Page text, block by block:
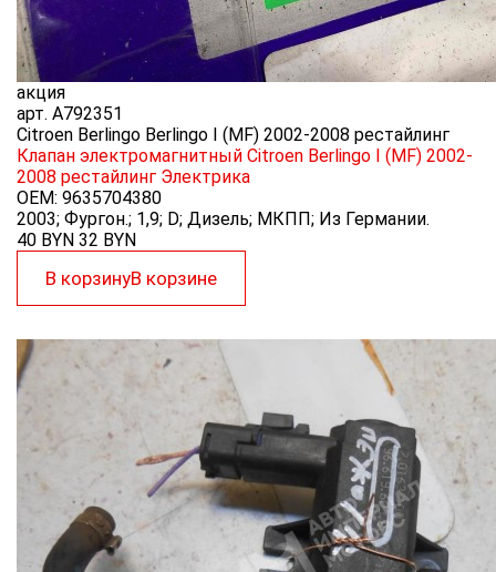
акция
арт. A792351
Citroen Berlingo Berlingo I (MF) 2002-2008 рестайлинг
Клапан электромагнитный Citroen Berlingo I (MF) 2002-
2008 рестайлинг Электрика
OEM: 9635704380
2003; Фургон.; 1,9; D; Дизель; МКПП; Из Германии.
40 BYN 32 BYN
В корзинуВ корзине